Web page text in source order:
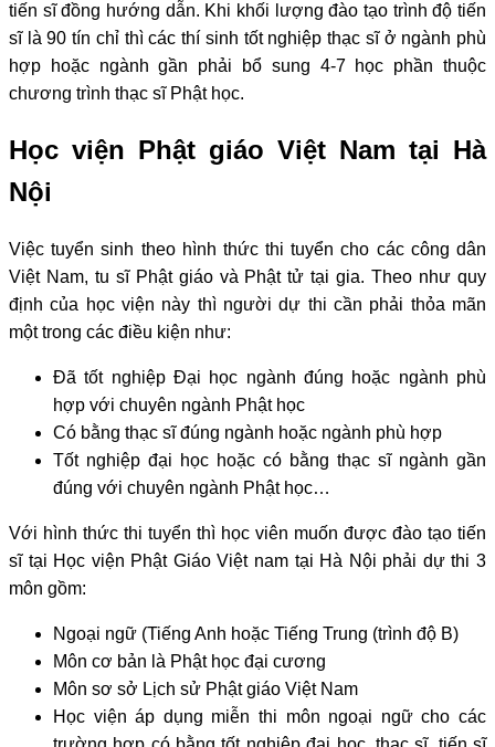
tiến sĩ đồng hướng dẫn. Khi khối lượng đào tạo trình độ tiến
sĩ là 90 tín chỉ thì các thí sinh tốt nghiệp thạc sĩ ở ngành phù
hợp hoặc ngành gần phải bổ sung 4-7 học phần thuộc
chương trình thạc sĩ Phật học.
Học viện Phật giáo Việt Nam tại Hà
Nội
Việc tuyển sinh theo hình thức thi tuyển cho các công dân
Việt Nam, tu sĩ Phật giáo và Phật tử tại gia. Theo như quy
định của học viện này thì người dự thi cần phải thỏa mãn
một trong các điều kiện như:
Đã tốt nghiệp Đại học ngành đúng hoặc ngành phù
hợp với chuyên ngành Phật học
Có bằng thạc sĩ đúng ngành hoặc ngành phù hợp
Tốt nghiệp đại học hoặc có bằng thạc sĩ ngành gần
đúng với chuyên ngành Phật học…
Với hình thức thi tuyển thì học viên muốn được đào tạo tiến
sĩ tại Học viện Phật Giáo Việt nam tại Hà Nội phải dự thi 3
môn gồm:
Ngoại ngữ (Tiếng Anh hoặc Tiếng Trung (trình độ B)
Môn cơ bản là Phật học đại cương
Môn sơ sở Lịch sử Phật giáo Việt Nam
Học viện áp dụng miễn thi môn ngoại ngữ cho các